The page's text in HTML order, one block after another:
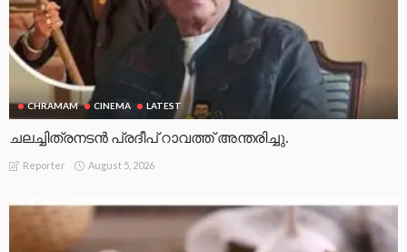
CHRAMAM CINEMA LATEST
ചലച്ചിത്രനടൻ പ്രദീപ് റാവത്ത് അന്തരിച്ചു.
Reporter August 5, 2026